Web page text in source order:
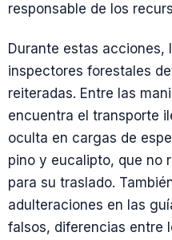
responsable de los
Durante estas acciones,
inspectores forestales
reiteradas. Entre las
encuentra el transporte
oculta en cargas de
pino y eucalipto, que no
para su traslado.
adulteraciones en las
falsos, diferencias entre